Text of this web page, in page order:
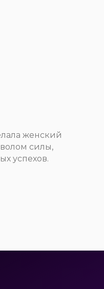
женский
силы,
успехов.